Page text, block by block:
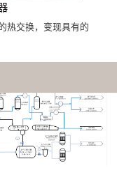
热交换，变现具有的